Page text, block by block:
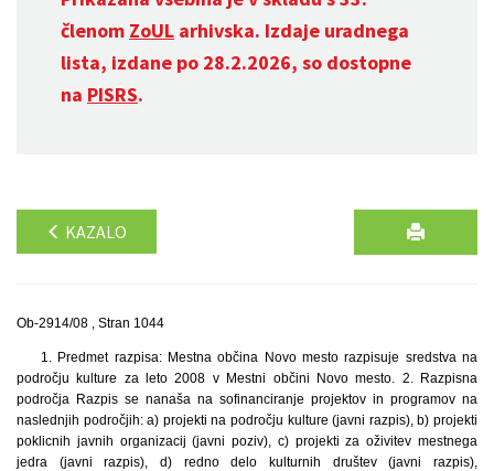
členom ZoUL arhivska. Izdaje uradnega
lista, izdane po 28.2.2026, so dostopne
na PISRS.
KAZALO
Ob-2914/08 , Stran 1044
1. Predmet razpisa: Mestna občina Novo mesto razpisuje sredstva na
področju kulture za leto 2008 v Mestni občini Novo mesto. 2. Razpisna
področja Razpis se nanaša na sofinanciranje projektov in programov na
naslednjih področjih: a) projekti na področju kulture (javni razpis), b) projekti
poklicnih javnih organizacij (javni poziv), c) projekti za oživitev mestnega
jedra (javni razpis), d) redno delo kulturnih društev (javni razpis),